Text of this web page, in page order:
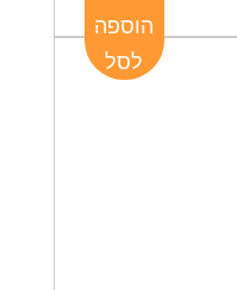
הוספה
לסל